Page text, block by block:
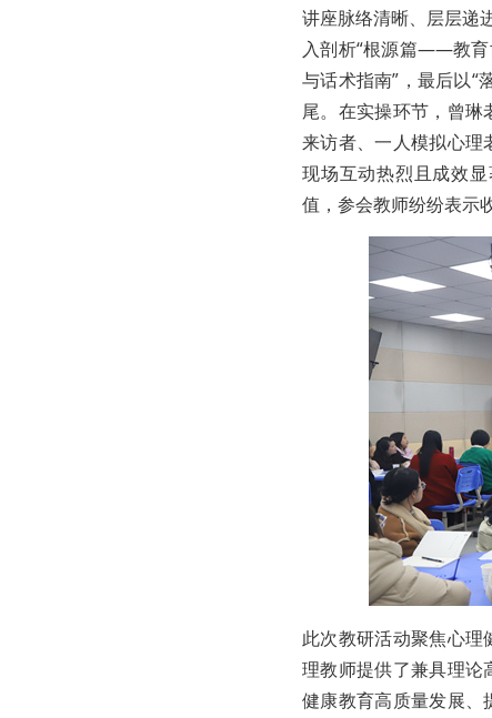
讲座脉络清晰、层层递
入剖析“根源篇——教
与话术指南”，最后以
尾。在实操环节，曾
来访者、一人模拟心理
现场互动热烈且成效
值，参会教师纷纷表示
此次教研活动聚焦心
理教师提供了兼具理论
健康教育高质量发展、